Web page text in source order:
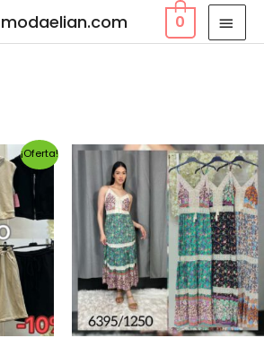
modaelian.com 0
¡Oferta!